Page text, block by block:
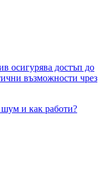
осигурява достъп до
възможности чрез
и как работи?